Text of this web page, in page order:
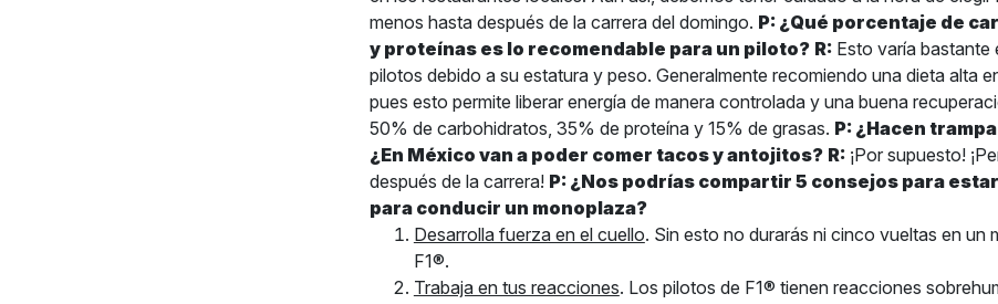
menos hasta después de la carrera del domingo. P: ¿Qué porcentaje de
y proteínas es lo recomendable para un piloto? R:Esto varía bastante
pilotos debido a su estatura y peso. Generalmente recomiendo una dieta alta
pues esto permite liberar energía de manera controlada y una buena
50% de carbohidratos, 35% de proteína y 15% de grasas. P: ¿Hacen
¿En México van a poder comer tacos y antojitos? R:¡Por supuesto!
después de la carrera! P: ¿Nos podrías compartir 5 consejos para
para conducir un monoplaza?
Desarrolla fuerza en el cuello. Sin esto no durarás ni cinco vueltas en un
F1®.
Trabaja en tus reacciones. Los pilotos de F1® tienen reacciones